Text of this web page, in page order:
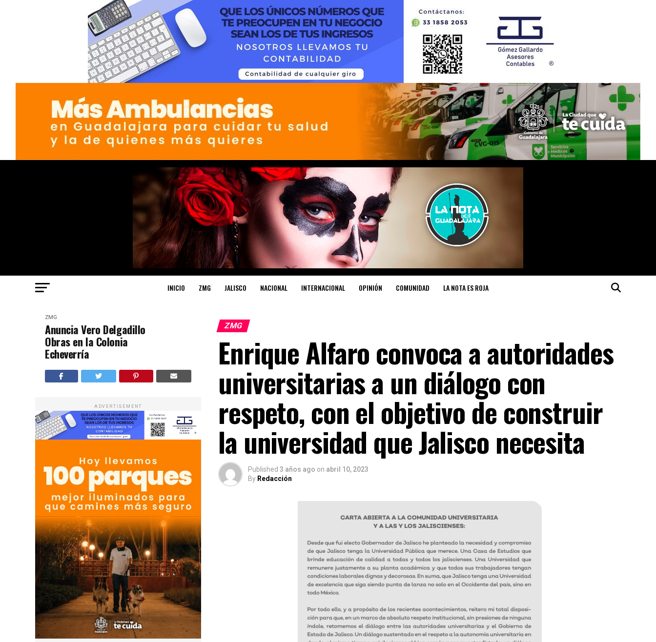
INICIO ZMG JALISCO NACIONAL INTERNACIONAL OPINIÓN COMUNIDAD LA NOTA ES ROJA
ZMG
Anuncia Vero Delgadillo
Obras en la Colonia
Echeverría
ADVERTISEMENT
ZMG
Enrique Alfaro convoca a autoridades
universitarias a un diálogo con
respeto, con el objetivo de construir
la universidad que Jalisco necesita
Published 3 años ago on abril 10, 2023
By Redacción